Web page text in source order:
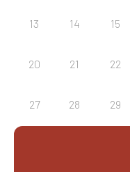
13 14 15
20 21 22
27 28 29